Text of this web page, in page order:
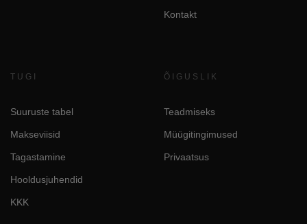
Kontakt
TUGI
Suuruste tabel
Makseviisid
Tagastamine
Hooldusjuhendid
KKK
ÕIGUSLIK
Teadmiseks
Müügitingimused
Privaatsus